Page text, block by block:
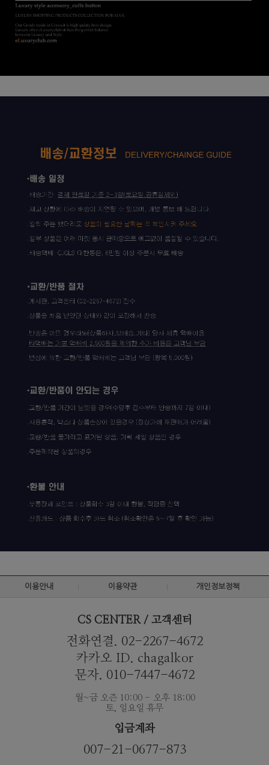
이용안내 이용약관 개인정보정책
CS CENTER / 고객센터
전화연결. 02-2267-4672
카카오 ID. chagalkor
문자. 010-7447-4672
월~금 오즌 10:00 - 오후 18:00
토, 일요일 휴무
입금계좌
007-21-0677-873